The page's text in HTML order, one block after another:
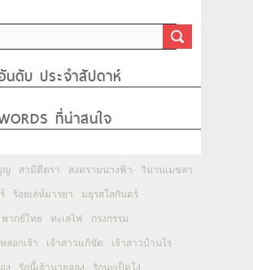
ดับ ประจำสัปดาห์
ที่น่าสนใจ
ญ สามีตีตรา สงครามนางฟ้า วิมานเมขลา
ร้อยเล่ห์มารยา มธุรสโลกันตร์
ากย์ไทย ทะเลไฟ กรงกรรม
ลอกเจ้า เจ้าสาวแก้ขัด เจ้าสาวบ้านไร่
ง รักนี้เจ้านายจอง รักนะเป็ดโง่